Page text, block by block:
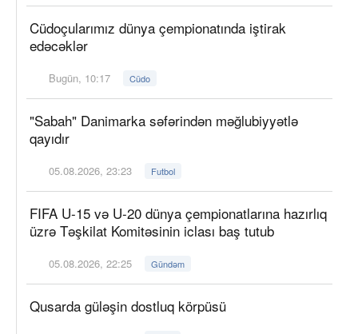
Cüdoçularımız dünya çempionatında iştirak
edəcəklər
Bugün, 10:17 Cüdo
"Sabah" Danimarka səfərindən məğlubiyyətlə
qayıdır
05.08.2026, 23:23 Futbol
FIFA U-15 və U-20 dünya çempionatlarına hazırlıq
üzrə Təşkilat Komitəsinin iclası baş tutub
05.08.2026, 22:25 Gündəm
Qusarda güləşin dostluq körpüsü